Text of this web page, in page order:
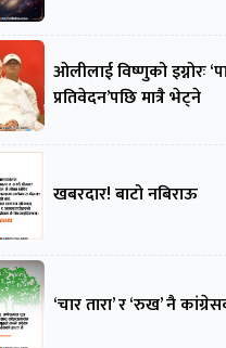
ओलीलाई विष्णुको इग्नोरः
प्रतिवेदन’पछि मात्रै भेट्ने
खबरदार! बाटो नबिराऊ
‘चार तारा’ र ‘रुख’ नै